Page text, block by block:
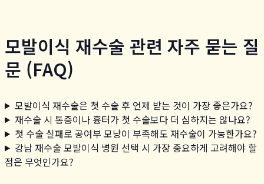
모발이식 재수술 관련 자주 묻는 질
문 (FAQ)
모발이식 재수술은 첫 수술 후 언제 받는 것이 가장 좋은가요?
재수술 시 통증이나 흉터가 첫 수술보다 더 심하지는 않나요?
첫 수술 실패로 공여부 모낭이 부족해도 재수술이 가능한가요?
강남 재수술 모발이식 병원 선택 시 가장 중요하게 고려해야 할
점은 무엇인가요?